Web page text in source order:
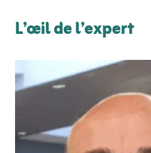
L’œil de l’expert